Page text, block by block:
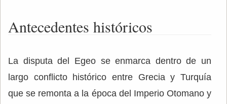
Antecedentes históricos
La disputa del Egeo se enmarca dentro de un
largo conflicto histórico entre Grecia y Turquía
que se remonta a la época del Imperio Otomano y